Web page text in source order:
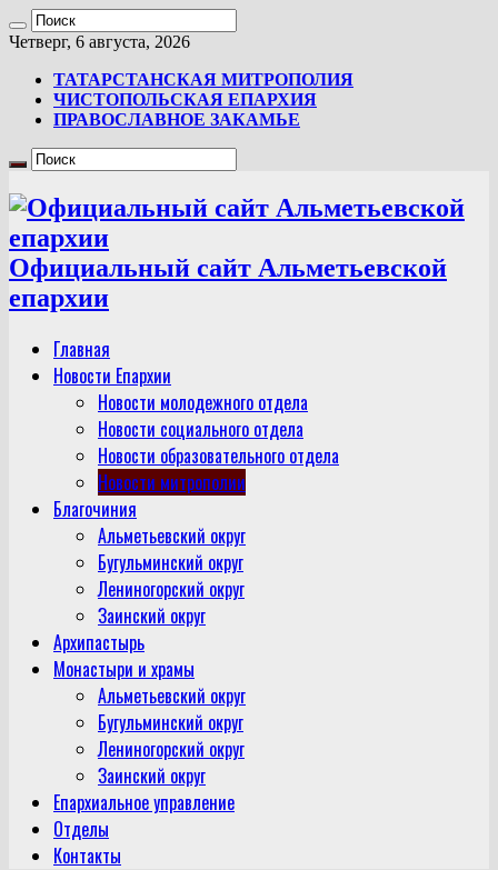
Четверг, 6 августа, 2026
ТАТАРСТАНСКАЯ МИТРОПОЛИЯ
ЧИСТОПОЛЬСКАЯ ЕПАРХИЯ
ПРАВОСЛАВНОЕ ЗАКАМЬЕ
Официальный сайт Альметьевской
епархии
Главная
Новости Епархии
Новости молодежного отдела
Новости социального отдела
Новости образовательного отдела
Новости митрополии
Благочиния
Альметьевский округ
Бугульминский округ
Лениногорский округ
Заинский округ
Архипастырь
Монастыри и храмы
Альметьевский округ
Бугульминский округ
Лениногорский округ
Заинский округ
Епархиальное управление
Отделы
Контакты